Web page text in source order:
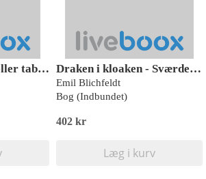
Game or die. Helt eller taber? Draken i kloaken - Sværdets vilje 2
Emil Blichfeldt
Bog (Indbundet)
402 kr
Læg i kurv